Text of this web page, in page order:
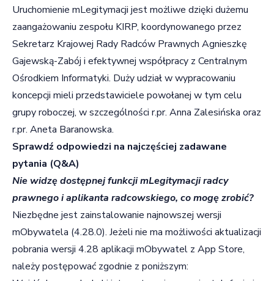
Uruchomienie mLegitymacji jest możliwe dzięki dużemu
zaangażowaniu zespołu KIRP, koordynowanego przez
Sekretarz Krajowej Rady Radców Prawnych Agnieszkę
Gajewską-Zabój i efektywnej współpracy z Centralnym
Ośrodkiem Informatyki. Duży udział w wypracowaniu
koncepcji mieli przedstawiciele powołanej w tym celu
grupy roboczej, w szczególności r.pr. Anna Zalesińska oraz
r.pr. Aneta Baranowska.
Sprawdź odpowiedzi na najczęściej zadawane
pytania (Q&A)
Nie widzę dostępnej funkcji mLegitymacji radcy
prawnego i aplikanta radcowskiego, co mogę zrobić?
Niezbędne jest zainstalowanie najnowszej wersji
mObywatela (4.28.0). Jeżeli nie ma możliwości aktualizacji
pobrania wersji 4.28 aplikacji mObywatel z App Store,
należy postępować zgodnie z poniższym: